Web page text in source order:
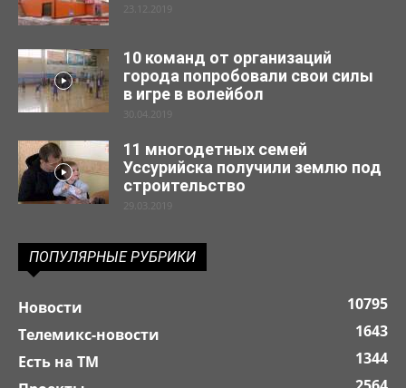
23.12.2019
10 команд от организаций
города попробовали свои силы
в игре в волейбол
30.04.2019
11 многодетных семей
Уссурийска получили землю под
строительство
29.03.2019
ПОПУЛЯРНЫЕ РУБРИКИ
Новости
10795
Телемикс-новости
1643
Есть на ТМ
1344